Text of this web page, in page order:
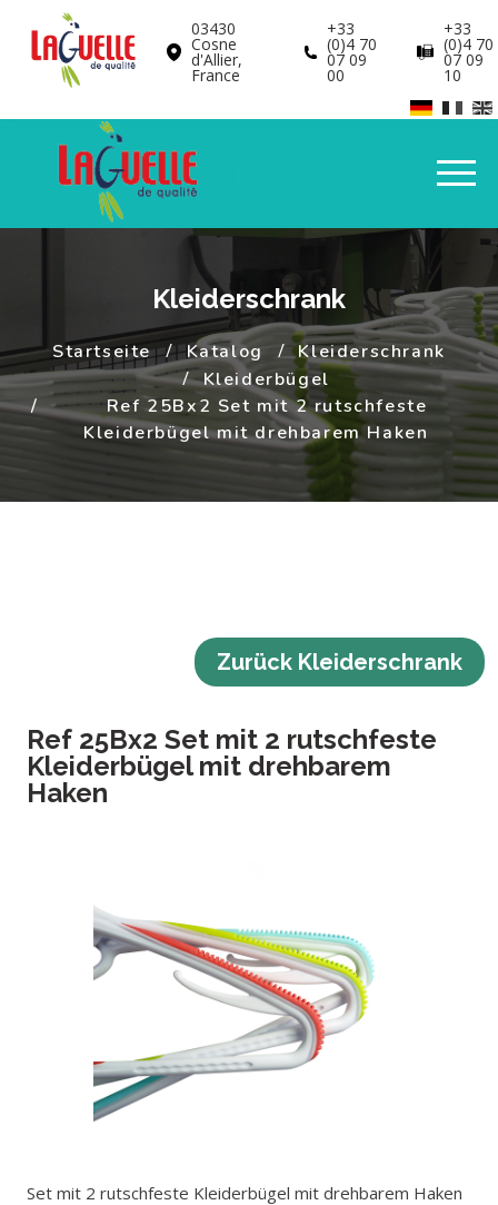
03430
Cosne
d'Allier,
France
+33
(0)4 70
07 09
00
+33
(0)4 70
07 09
10
Kleiderschrank
Startseite Katalog
Kleiderschrank
Kleiderbügel
Ref 25Bx2 Set mit 2 rutschfeste
Kleiderbügel mit drehbarem Haken
Zurück Kleiderschrank
Ref 25Bx2 Set mit 2 rutschfeste
Kleiderbügel mit drehbarem
Haken
Set mit 2 rutschfeste Kleiderbügel mit drehbarem Haken
Cookie-Einstellungen